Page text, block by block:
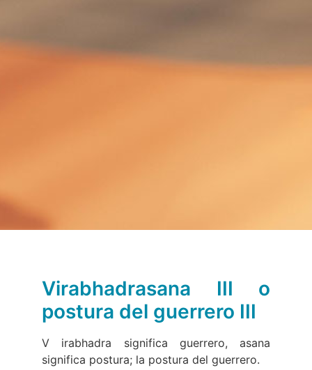
Virabhadrasana III o
postura del guerrero III
V irabhadra significa guerrero, asana
significa postura; la postura del guerrero.